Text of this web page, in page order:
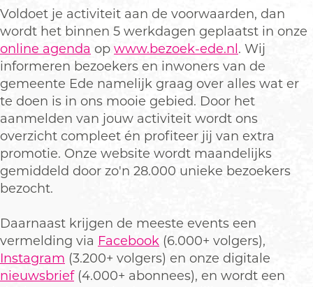
n
m
e
l
d
e
n
a
a
n
m
e
l
d
e
n
t
a
a
n
m
e
l
d
e
n
t
a
a
n
m
e
l
d
e
n
Voldoet je activiteit aan de voorwaarden, dan
wordt het binnen 5 werkdagen geplaatst in onze
online agenda op www.bezoek-ede.nl . Wij
informeren bezoekers en inwoners van de
gemeente Ede namelijk graag over alles wat er
te doen is in ons mooie gebied. Door het
aanmelden van jouw activiteit wordt ons
overzicht compleet én profiteer jij van extra
promotie. Onze website wordt maandelijks
gemiddeld door zo'n 28.000 unieke bezoekers
bezocht.
Daarnaast krijgen de meeste events een
vermelding via Facebook (6.000+ volgers),
Instagram (3.200+ volgers) en onze digitale
nieuwsbrief(4.000+ abonnees), en wordt een